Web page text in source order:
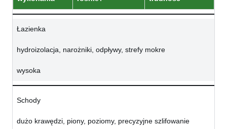
Łazienka
hydroizolacja, narożniki, odpływy, strefy mokre
wysoka
Schody
dużo krawędzi, piony, poziomy, precyzyjne szlifowanie